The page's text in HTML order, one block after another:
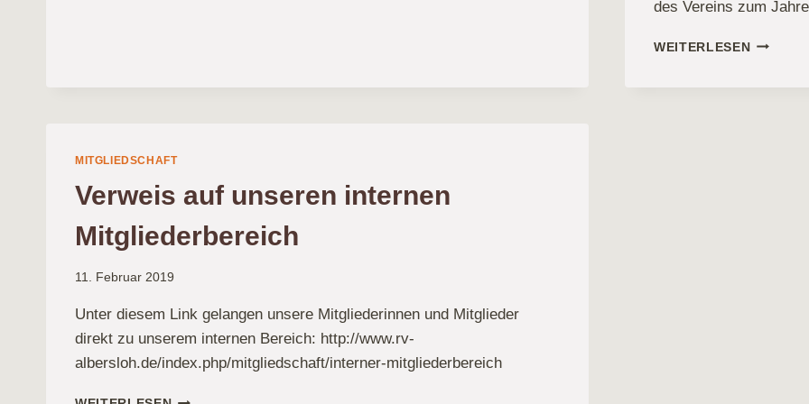
des Vereins zum
WEITERLESEN
MITGLIEDSCHAFT
Verweis auf unseren internen
Mitgliederbereich
11. Februar 2019
Unter diesem Link gelangen unsere Mitgliederinnen und Mitglieder
direkt zu unserem internen Bereich: http://www.rv-
albersloh.de/index.php/mitgliedschaft/interner-mitgliederbereich
VERWEIS